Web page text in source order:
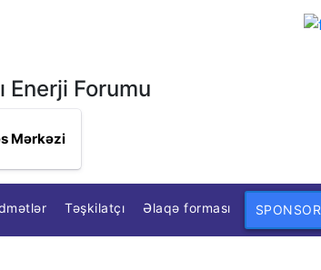
Enerji Forumu
Mərkəzi
Təşkilatçı Əlaqə forması